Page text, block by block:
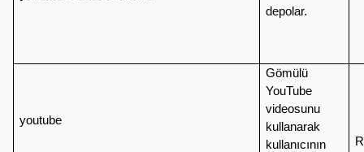
depolar.
youtube
Gömülü
YouTube
videosunu
kullanarak
kullanıcının